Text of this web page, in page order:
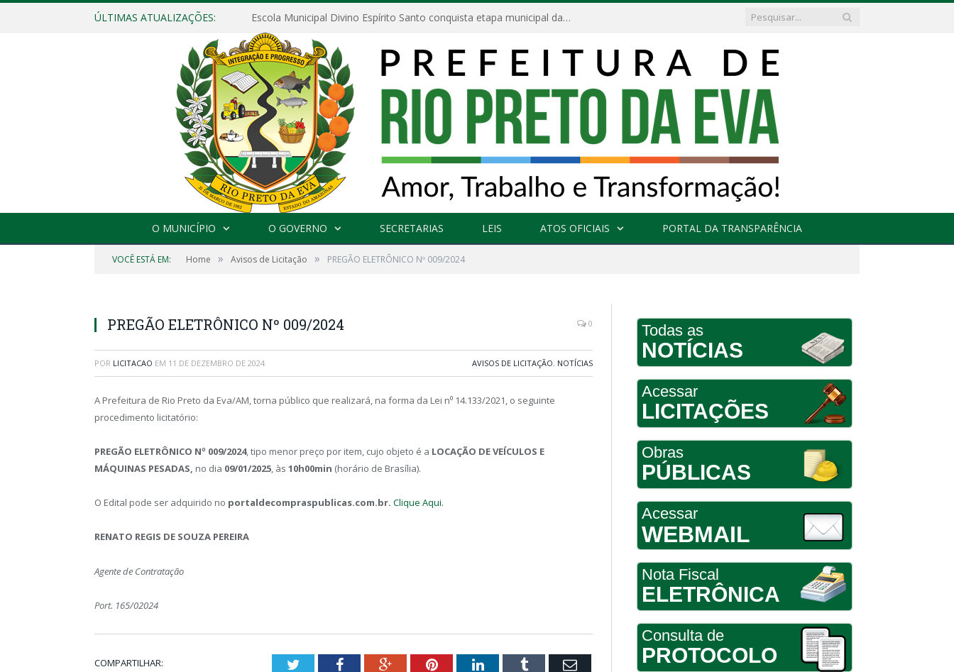
ÚLTIMAS ATUALIZAÇÕES: Escola Municipal Divino Espírito Santo conquista etapa municipal da V Feira Amazonense de Matemática
O MUNICÍPIO O GOVERNO SECRETARIAS LEIS ATOS OFICIAIS PORTAL DA TRANSPARÊNCIA
VOCÊ ESTÁ EM: Home » Avisos de Licitação » PREGÃO ELETRÔNICO Nº 009/2024
PREGÃO ELETRÔNICO Nº 009/2024 0
POR LICITACAO EM 11 DE DEZEMBRO DE 2024 AVISOS DE LICITAÇÃO, NOTÍCIAS
A Prefeitura de Rio Preto da Eva/AM, torna público que realizará, na forma da Lei n⁰ 14.133/2021, o seguinte
procedimento licitatório:
PREGÃO ELETRÔNICO Nº 009/2024, tipo menor preço por item, cujo objeto é a LOCAÇÃO DE VEÍCULOS E
MÁQUINAS PESADAS, no dia 09/01/2025, às 10h00min (horário de Brasília).
O Edital pode ser adquirido no portaldecompraspublicas.com.br. Clique Aqui.
RENATO REGIS DE SOUZA PEREIRA
Agente de Contratação
Port. 165/02024
COMPARTILHAR: TwitterFacebookGoogle+PinterestLinkedInTumblr Email
Todas as
NOTÍCIAS
Acessar
LICITAÇÕES
Obras
PÚBLICAS
Acessar
WEBMAIL
Nota Fiscal
ELETRÔNICA
Consulta de
PROTOCOLO